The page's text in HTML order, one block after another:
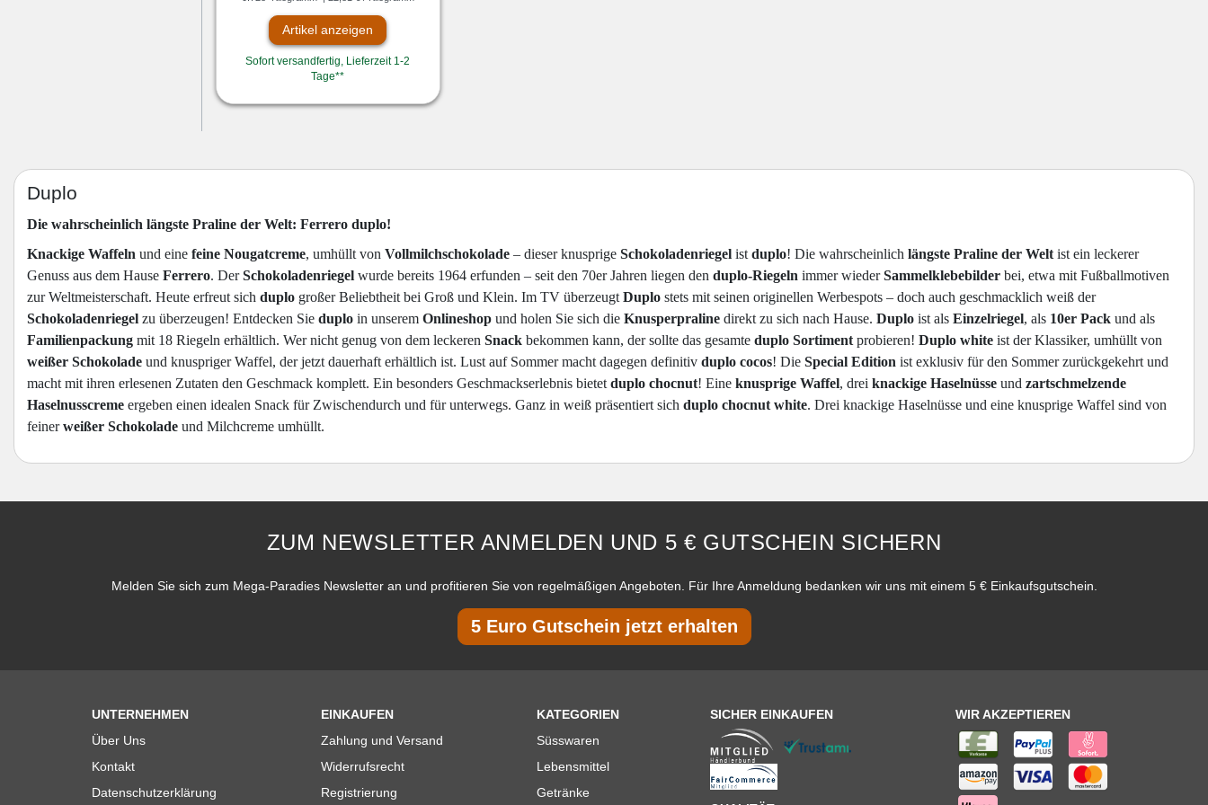
Artikel anzeigen
Sofort versandfertig, Lieferzeit 1-2
Tage**
Duplo
Die wahrscheinlich längste Praline der Welt: Ferrero duplo!
Knackige Waffeln und eine feine Nougatcreme, umhüllt von Vollmilchschokolade – dieser knusprige Schokoladenriegel ist duplo! Die wahrscheinlich längste Praline der Welt ist ein leckerer
Genuss aus dem Hause Ferrero. DerSchokoladenriegel wurde bereits 1964 erfunden – seit den 70er Jahren liegen den duplo-Riegeln immer wiederSammelklebebilder bei, etwa mit Fußballmotiven
zur Weltmeisterschaft. Heute erfreut sich duplo großer Beliebtheit bei Groß und Klein. Im TV überzeugt Duplo stets mit seinen originellen Werbespots – doch auch geschmacklich weiß der
Schokoladenriegel zu überzeugen! Entdecken Sie duplo in unserem Onlineshop und holen Sie sich die Knusperpraline direkt zu sich nach Hause. Duplo ist als Einzelriegel, als 10er Pack und als
Familienpackung mit 18 Riegeln erhältlich. Wer nicht genug von dem leckeren Snack bekommen kann, der sollte das gesamte duplo Sortiment probieren! Duplo white ist der Klassiker, umhüllt von
weißer Schokolade und knuspriger Waffel, der jetzt dauerhaft erhältlich ist. Lust auf Sommer macht dagegen definitiv duplo cocos! Die Special Edition ist exklusiv für den Sommer zurückgekehrt und
macht mit ihren erlesenen Zutaten den Geschmack komplett. Ein besonders Geschmackserlebnis bietet duplo chocnut! Eine knusprige Waffel, drei knackige Haselnüsse und zartschmelzende
Haselnusscreme ergeben einen idealen Snack für Zwischendurch und für unterwegs. Ganz in weiß präsentiert sich duplo chocnut white. Drei knackige Haselnüsse und eine knusprige Waffel sind von
feinerweißer Schokolade und Milchcreme umhüllt.
ZUM NEWSLETTER ANMELDEN UND 5 € GUTSCHEIN SICHERN
Melden Sie sich zum Mega-Paradies Newsletter an und profitieren Sie von regelmäßigen Angeboten. Für Ihre Anmeldung bedanken wir uns mit einem 5 € Einkaufsgutschein.
5 Euro Gutschein jetzt erhalten
UNTERNEHMEN
Über Uns
Kontakt
Datenschutzerklärung
EINKAUFEN
Zahlung und Versand
Widerrufsrecht
Registrierung
KATEGORIEN
Süsswaren
Lebensmittel
Getränke
SICHER EINKAUFEN WIR AKZEPTIEREN